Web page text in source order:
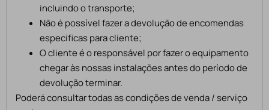
incluindo o transporte;
Não é possível fazer a devolução de encomendas
especificas para cliente;
O cliente é o responsável por fazer o equipamento
chegar às nossas instalações antes do período de
devolução terminar.
Poderá consultar todas as condições de venda / serviço